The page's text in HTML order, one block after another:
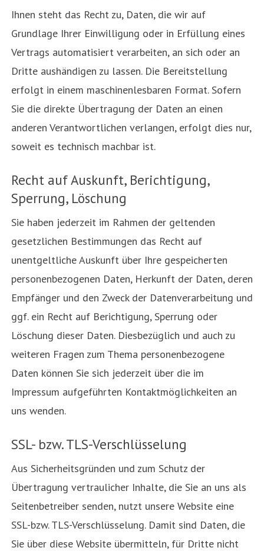
Ihnen steht das Recht zu, Daten, die wir auf
Grundlage Ihrer Einwilligung oder in Erfüllung eines
Vertrags automatisiert verarbeiten, an sich oder an
Dritte aushändigen zu lassen. Die Bereitstellung
erfolgt in einem maschinenlesbaren Format. Sofern
Sie die direkte Übertragung der Daten an einen
anderen Verantwortlichen verlangen, erfolgt dies nur,
soweit es technisch machbar ist.
Recht auf Auskunft, Berichtigung,
Sperrung, Löschung
Sie haben jederzeit im Rahmen der geltenden
gesetzlichen Bestimmungen das Recht auf
unentgeltliche Auskunft über Ihre gespeicherten
personenbezogenen Daten, Herkunft der Daten, deren
Empfänger und den Zweck der Datenverarbeitung und
ggf. ein Recht auf Berichtigung, Sperrung oder
Löschung dieser Daten. Diesbezüglich und auch zu
weiteren Fragen zum Thema personenbezogene
Daten können Sie sich jederzeit über die im
Impressum aufgeführten Kontaktmöglichkeiten an
uns wenden.
SSL- bzw. TLS-Verschlüsselung
Aus Sicherheitsgründen und zum Schutz der
Übertragung vertraulicher Inhalte, die Sie an uns als
Seitenbetreiber senden, nutzt unsere Website eine
SSL-bzw. TLS-Verschlüsselung. Damit sind Daten, die
Sie über diese Website übermitteln, für Dritte nicht